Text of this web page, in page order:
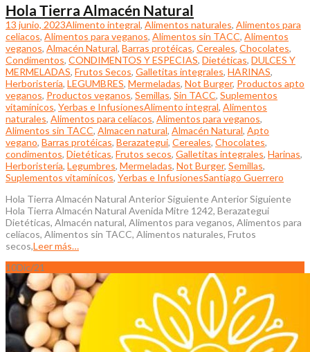
Hola Tierra Almacén Natural
13 junio, 2023Alimento integral, Alimentos naturales, Alimentos para
celiacos, Alimentos para veganos, Alimentos sin TACC, Alimentos
veganos, Almacén Natural, Barras protéicas, Cereales, Chocolates,
Condimentos, CONDIMENTOS Y ESPECIAS, Dietéticas, DULCES Y
MERMELADAS, Frutos Secos, Galletitas integrales, HARINAS,
Herboristería, LEGUMBRES, Mermeladas, Not Burger, Productos apto
veganos, Productos veganos, Semillas, Sin TACC, Suplementos
vitamínicos, Yerbas e InfusionesAlimento integral, Alimentos
naturales, Alimentos para celíacos, Alimentos para veganos,
Alimentos sin TACC, Almacen natural, Almacén Natural, Apto
vegano, Barras protéicas, Berazategui, Cereales, Chocolates,
condimentos, Dietéticas, Frutos secos, Galletitas integrales, Harinas,
Herboristería, Legumbres, Mermeladas, Not Burger, Semillas,
Suplementos vitamínicos, Yerbas e InfusionesSantiago Guerrero
Hola Tierra Almacén Natural Anterior Siguiente Anterior Siguiente
Hola Tierra Almacén Natural Avenida Mitre 1242, Berazategui
Dietéticas, Almacén natural, Alimentos para veganos, Alimentos para
celíacos, Alimentos sin TACC, Alimentos naturales, Frutos
secos,Leer más…
10Dic/21